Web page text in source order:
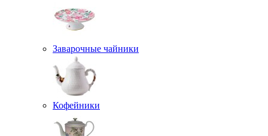
Заварочные чайники
Кофейники